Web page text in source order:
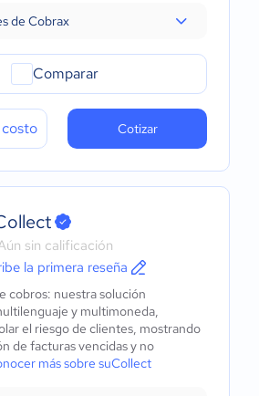
de Cobrax
Comparar
Cotizar
sin calificación
la primera reseña
cobros: nuestra solución
y multimoneda,
el riesgo de clientes, mostrando
de facturas vencidas y no
más sobre suCollect